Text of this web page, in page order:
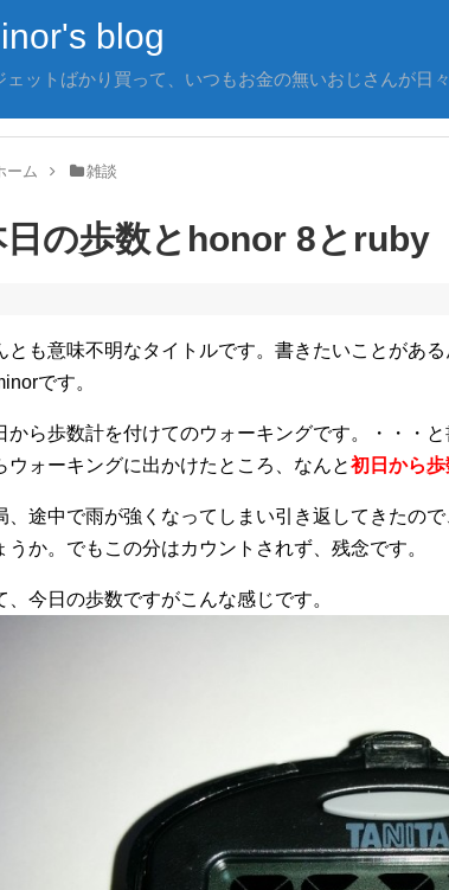
blog
ェットばかり買って、いつもお金の無いおじさんが日
ーム 雑談
日の歩数とhonor 8とruby
とも意味不明なタイトルです。書きたいことがあ
です。
から歩数計を付けてのウォーキングです。・・・
ウォーキングに出かけたところ、なんと初日から歩
、途中で雨が強くなってしまい引き返してきたの
うか。でもこの分はカウントされず、残念です。
、今日の歩数ですがこんな感じです。